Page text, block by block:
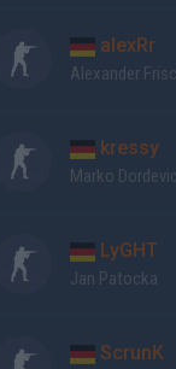
alexRr
Alexander
kressy
Marko Dordevic
LyGHT
Jan Patocka
ScrunK